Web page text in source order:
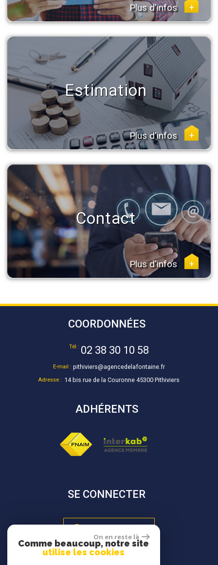
Plus d'infos +
Estimation
Plus d'infos +
Contact
Plus d'infos +
COORDONNÉES
Tél : 02 38 30 10 58
E-mail : pithiviers@agencedelafontaine.fr
Adresse : 14 bis rue de la Couronne 45300 Pithiviers
ADHÉRENTS
SE CONNECTER
On en reste là
Comme beaucoup, notre site
utilise les cookies